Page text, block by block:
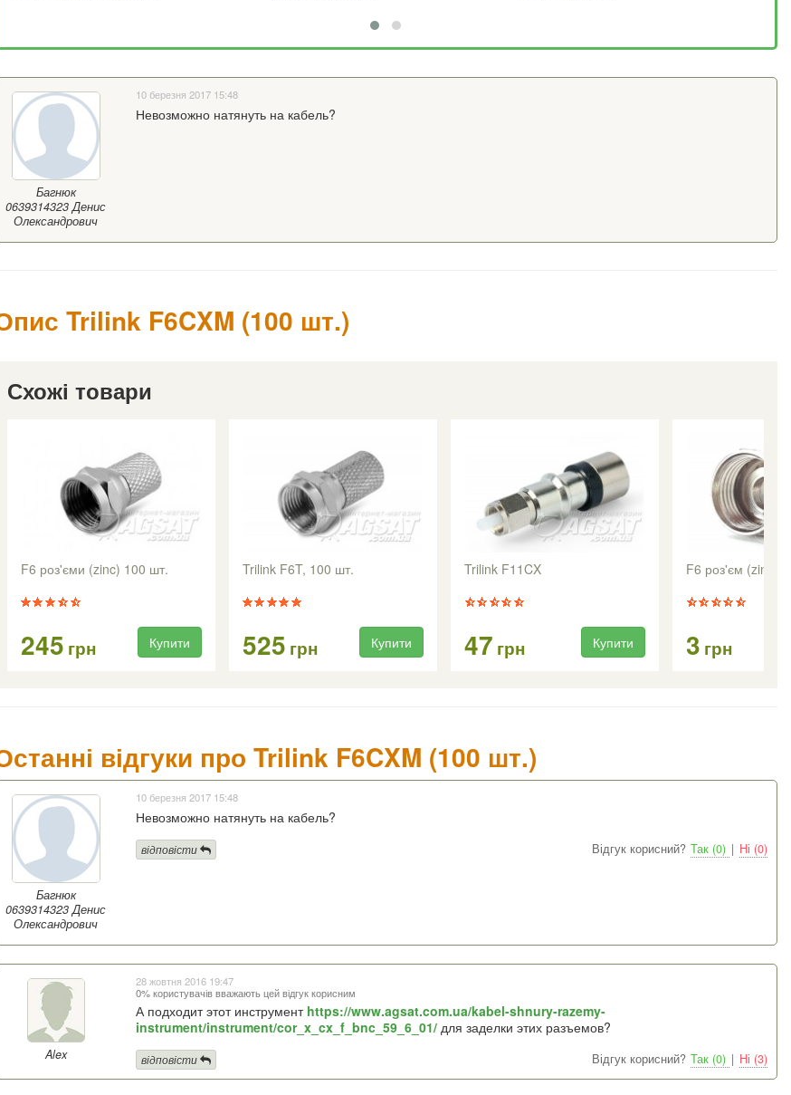
Багнюк
0639314323 Денис
Олександрович
10 березня 2017 15:48
Невозможно натянуть на кабель?
Trilink F6CXM (100 шт.)
Схожі товари
F6 роз'єми (zinc) 100 шт.
245 грн Купити
Trilink F6T, 100 шт.
525 грн Купити
Trilink F11CX
47 грн Купити
F6 роз'єм (zinc)
3 грн
відгуки про Trilink F6CXM (100 шт.)
Багнюк
0639314323 Денис
Олександрович
10 березня 2017 15:48
Невозможно натянуть на кабель?
Відгук корисний? Так (0) | Ні (0)
відповісти
Alex
28 жовтня 2016 19:47
0% користувачів вважають цей відгук корисним
А подходит этот инструмент https://www.agsat.com.ua/kabel-shnury-razemy-
instrument/instrument/cor_x_cx_f_bnc_59_6_01/для заделки этих разъемов?
Відгук корисний? Так (0) | Ні (3)
відповісти